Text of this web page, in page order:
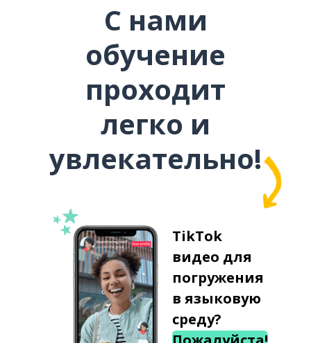
С нами
обучение
проходит
легко и
увлекательно!
TikTok
видео для
погружения
в языковую
среду?